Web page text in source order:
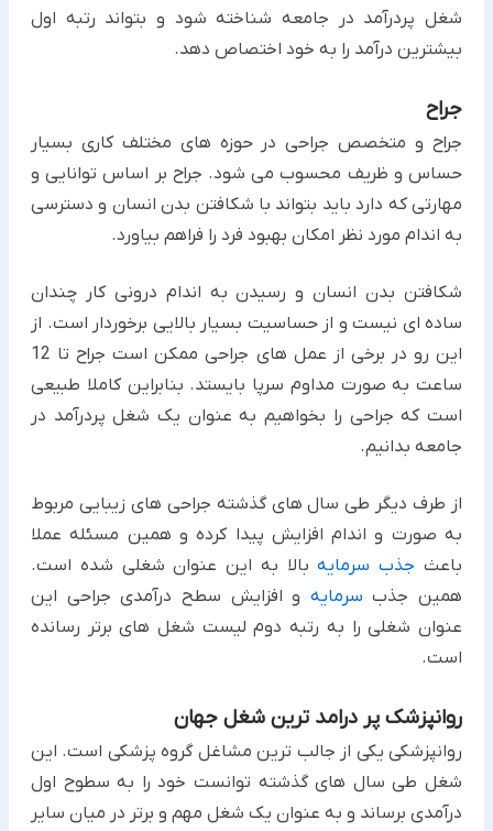
شغل پردرآمد در جامعه شناخته شود و بتواند رتبه اول
بیشترین درآمد را به خود اختصاص دهد.
جراح
جراح و متخصص جراحی در حوزه های مختلف کاری بسیار
حساس و ظریف محسوب می شود. جراح بر اساس توانایی و
مهارتی که دارد باید بتواند با شکافتن بدن انسان و دسترسی
به اندام مورد نظر امکان بهبود فرد را فراهم بیاورد.
شکافتن بدن انسان و رسیدن به اندام درونی کار چندان
ساده ای نیست و از حساسیت بسیار بالایی برخوردار است. از
این رو در برخی از عمل های جراحی ممکن است جراح تا 12
ساعت به صورت مداوم سرپا بایستد. بنابراین کاملا طبیعی
است که جراحی را بخواهیم به عنوان یک شغل پردرآمد در
جامعه بدانیم.
از طرف دیگر طی سال های گذشته جراحی های زیبایی مربوط
به صورت و اندام افزایش پیدا کرده و همین مسئله عملا
باعث جذب سرمایهبالا به این عنوان شغلی شده است.
همین جذب سرمایه و افزایش سطح درآمدی جراحی این
عنوان شغلی را به رتبه دوم لیست شغل های برتر رسانده
است.
روانپزشک پر درامد ترین شغل جهان
روانپزشکی یکی از جالب ترین مشاغل گروه پزشکی است. این
شغل طی سال های گذشته توانست خود را به سطوح اول
درآمدی برساند و به عنوان یک شغل مهم و برتر در میان سایر